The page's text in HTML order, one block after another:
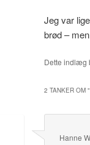
Jeg var
brød –
Dette indlæg
2 TANKER OM "
Hanne